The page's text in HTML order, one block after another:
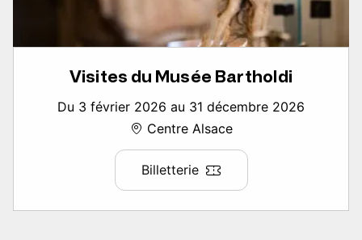
Visites du Musée Bartholdi
Du 3 février 2026 au 31 décembre 2026
Centre Alsace
Billetterie